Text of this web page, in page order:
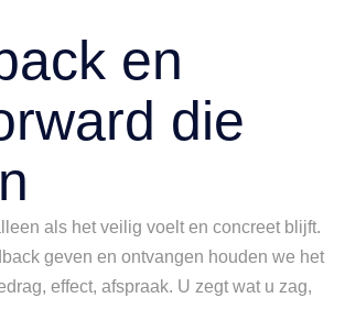
en
die
als het veilig voelt en concreet blijft.
geven en ontvangen houden we het
effect, afspraak. U zegt wat u zag,